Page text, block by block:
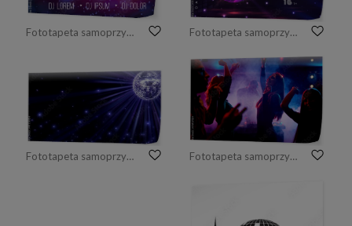
Fototapeta samoprzylepna Dyskoteka party wektor plakat szablon Fototapeta samoprzylepna Disco party poster. Dance and music night party flyer with 80s disco ball and light effects. Vector illustration invite on glamour celebration with mirror sphere banner
Fototapeta samoprzylepna Mirror Ball Disco Lights Club Dance Party Glitter Background Fototapeta samoprzylepna Tańcząc na dyskotece